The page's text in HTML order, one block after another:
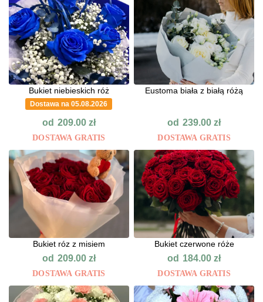
Bukiet niebieskich róż
Dostawa na 05.08.2026
od 209.00 zł
DOSTAWA GRATIS
Eustoma biała z białą różą
od 239.00zł
DOSTAWA GRATIS
Bukiet róz z misiem
od 209.00 zł
DOSTAWA GRATIS
Bukiet czerwone róże
od 184.00zł
DOSTAWA GRATIS